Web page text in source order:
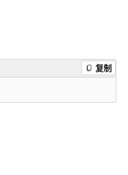
复制